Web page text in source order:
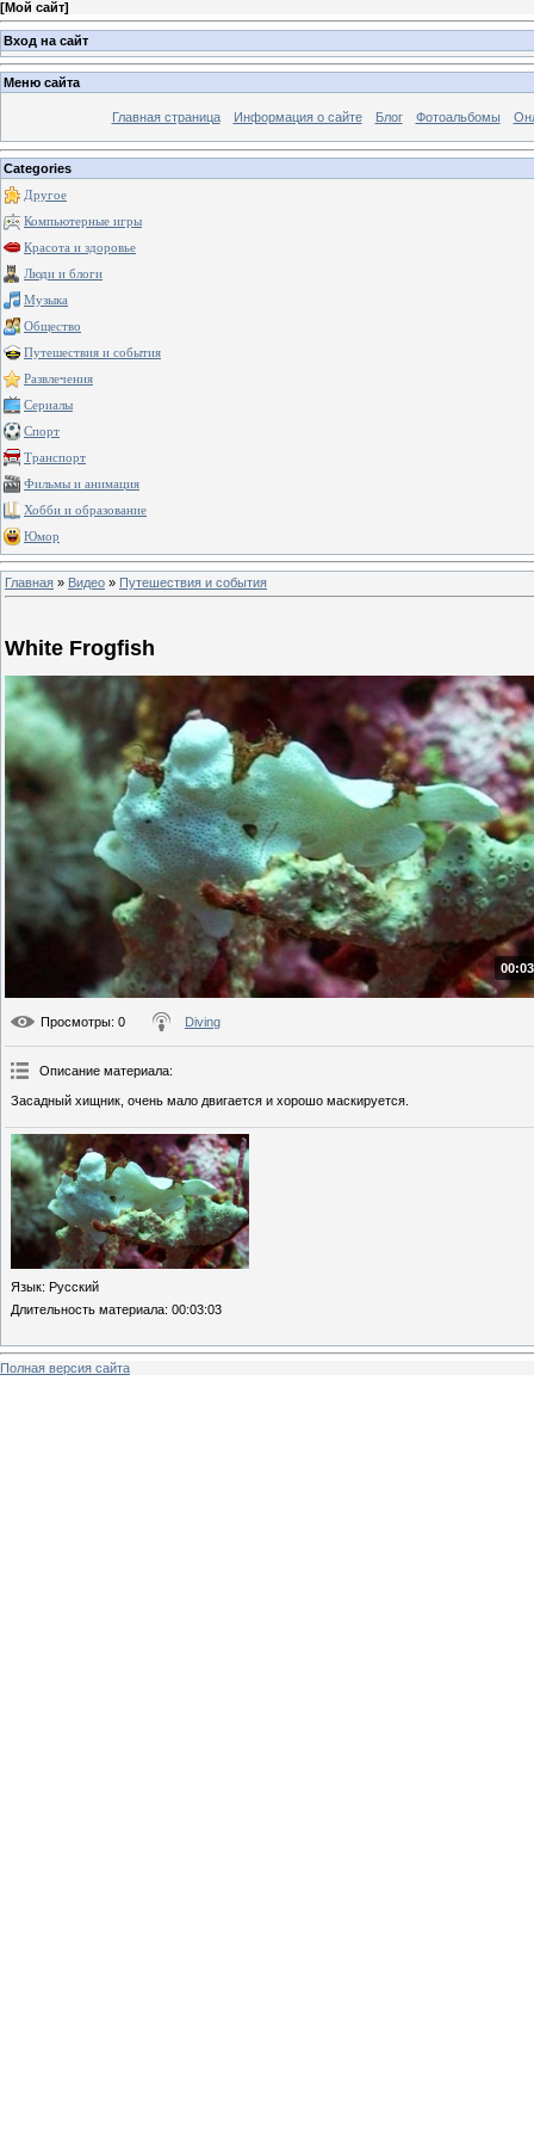
[Мой сайт]
Вход на сайт
Меню сайта
Главная страница Информация о сайте Блог Фотоальбомы
Categories
Другое
Компьютерные игры
Красота и здоровье
Люди и блоги
Музыка
Общество
Путешествия и события
Развлечения
Сериалы
Спорт
Транспорт
Фильмы и анимация
Хобби и образование
Юмор
Главная » Видео » Путешествия и события
White Frogfish
Просмотры: 0 Diving
Описание материала:
Засадный хищник, очень мало двигается и хорошо маскируется.
Язык: Русский
Длительность материала: 00:03:03
Полная версия сайта